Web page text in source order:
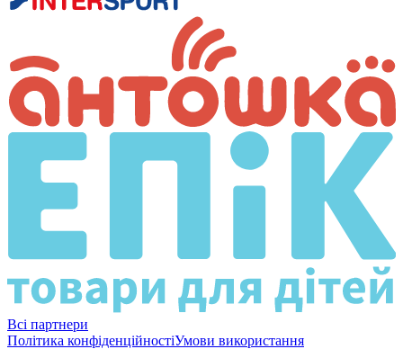
Всі партнери
Політика конфіденційностіУмови використання